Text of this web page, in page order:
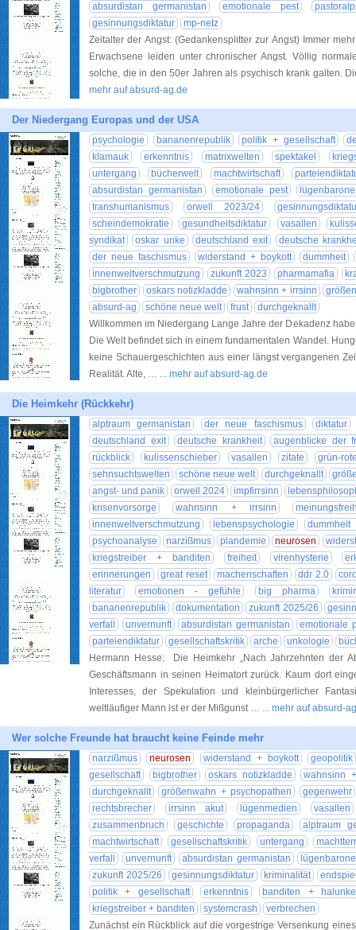
absurdistan germanistan
emotionale pest
gesinnungsdiktatur
mp-netz
Zeitalter der Angst: (Gedankensplitter zur Angst) Immer
Erwachsene leiden unter chronischer Angst. Völlig
solche, die in den 50er Jahren als psychisch krank galten.
mehr auf absurd-ag.de
Der Niedergang Europas und der USA
psychologie bananenrepublik politik + gesellschaft
klamauk
erkenntnis matrixwelten spektakel
untergang
bücherwelt machtwirtschaft
absurdistan germanistan
emotionale pest
lügenbarone
transhumanismus
orwell 2023/24
scheindemokratie
gesundheitsdiktatur vasallen
syndikat
oskar unke deutschland exit
deutsche
der neue faschismus
widerstand + boykott
dummheit
innenweltverschmutzung
zukunft 2023 pharmamafia
bigbrother
oskars notizkladde wahnsinn + irrsinn
absurd-ag
schöne neue welt frust
durchgeknallt
Willkommen im Niedergang Lange Jahre der Dekadenz
Die Welt befindet sich in einem fundamentalen Wandel.
keine Schauergeschichten aus einer längst vergangenen
Realität. Alte, … ... mehr auf absurd-ag.de
Die Heimkehr (Rückkehr)
alptraum germanistan der neue faschismus
diktatur
deutschland exit
deutsche krankheit
augenblicke der
rückblick
kulissenschieber vasallen zitate
grün-
sehnsuchtswelten
schöne neue welt durchgeknallt
angst- und panik
orwell 2024 impfirrsinn
krisenvorsorge
wahnsinn + irrsinn
innenweltverschmutzung
lebenspsychologie
psychoanalyse
narzißmus plandemie neurosen
kriegstreiber + banditen
freiheit virenhysterie
erinnerungen
great reset machenschaften ddr 2.0
literatur
emotionen - gefühle big pharma
bananenrepublik
dokumentation zukunft 2025/26
verfall
unvernunft absurdistan germanistan
emotionale
parteiendiktatur
gesellschaftskritik arche unkologie
Hermann Hesse: Die Heimkehr „Nach Jahrzehnten der
Geschäftsmann in seinen Heimatort zurück. Kaum dort
Interesses, der Spekulation und kleinbürgerlicher
weltläufiger Mann ist er der Mißgunst … ... mehr auf absurd-
Wer solche Freunde hat braucht keine Feinde mehr
narzißmus neurosen widerstand + boykott
geopolitik
gesellschaft
bigbrother oskars notizkladde
wahnsinn
durchgeknallt
größenwahn + psychopathen
gegenwehr
rechtsbrecher
irrsinn akut lügenmedien
vasallen
zusammenbruch
geschichte propaganda
alptraum
machtwirtschaft
gesellschaftskritik untergang
verfall
unvernunft absurdistan germanistan
lügenbarone
zukunft 2025/26
gesinnungsdiktatur kriminalität
politik + gesellschaft
erkenntnis
banditen +
kriegstreiber + banditen
systemcrash
verbrechen
Zunächst ein Rückblick auf die vorgestrige Versenkung